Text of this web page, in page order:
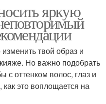
яркую
твой образ и
Но важно подобрать
с оттенком волос, глаз и
это воплощается на